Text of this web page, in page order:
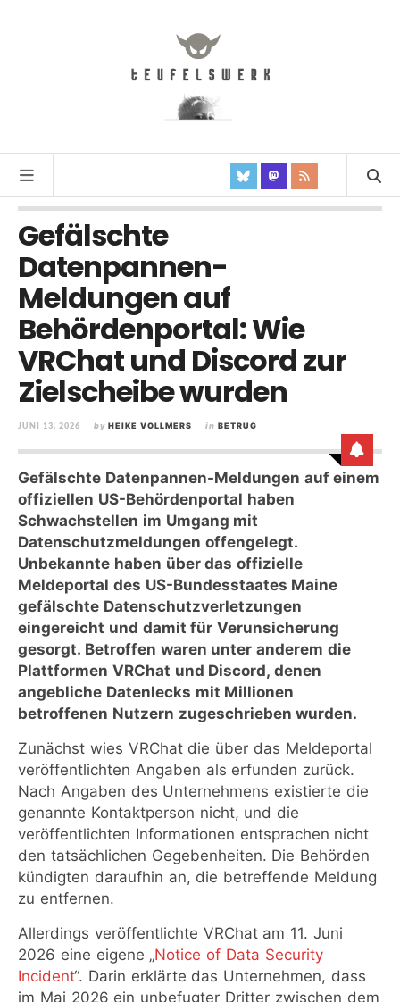
Gefälschte
Datenpannen-
Meldungen auf
Behördenportal: Wie
VRChat und Discord zur
Zielscheibe wurden
JUNI 13, 2026 by HEIKE VOLLMERS in BETRUG
Gefälschte Datenpannen-Meldungen auf einem
offiziellen US-Behördenportal haben
Schwachstellen im Umgang mit
Datenschutzmeldungen offengelegt.
Unbekannte haben über das offizielle
Meldeportal des US-Bundesstaates Maine
gefälschte Datenschutzverletzungen
eingereicht und damit für Verunsicherung
gesorgt. Betroffen waren unter anderem die
Plattformen VRChat und Discord, denen
angebliche Datenlecks mit Millionen
betroffenen Nutzern zugeschrieben wurden.
Zunächst wies VRChat die über das Meldeportal
veröffentlichten Angaben als erfunden zurück.
Nach Angaben des Unternehmens existierte die
genannte Kontaktperson nicht, und die
veröffentlichten Informationen entsprachen nicht
den tatsächlichen Gegebenheiten. Die Behörden
kündigten daraufhin an, die betreffende Meldung
zu entfernen.
Allerdings veröffentlichte VRChat am 11. Juni
2026 eine eigene „Notice of Data Security
Incident“. Darin erklärte das Unternehmen, dass
im Mai 2026 ein unbefugter Dritter zwischen dem